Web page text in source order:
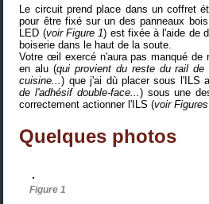
Le circuit prend place dans un coffret
pour être fixé sur un des panneaux
LED (voir Figure 1) est fixée à l'aide de
boiserie dans le haut de la soute.
Votre œil exercé n'aura pas manqué de
en alu (qui provient du reste du rail
cuisine...) que j'ai dù placer sous l'ILS
de l'adhésif double-face... ) sous une
correctement actionner l'ILS (voir
Quelques photos
Figure 1